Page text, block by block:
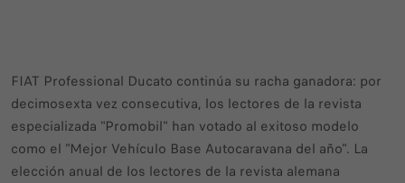
FIAT Professional Ducato continúa su racha ganadora: por
decimosexta vez consecutiva, los lectores de la revista
especializada "Promobil" han votado al exitoso modelo
como el "Mejor Vehículo Base Autocaravana del año". La
elección anual de los lectores de la revista alemana